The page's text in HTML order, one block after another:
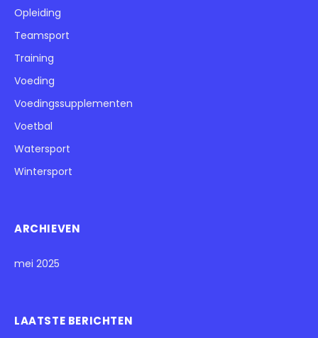
Opleiding
Teamsport
Training
Voeding
Voedingssupplementen
Voetbal
Watersport
Wintersport
ARCHIEVEN
mei 2025
LAATSTE BERICHTEN